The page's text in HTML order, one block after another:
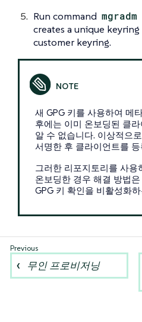
Run command
creates a unique
customer keyring.
새 GPG 키를 사용하여 메
후에는 이미 온보딩된 클
알 수 없습니다. 이상적으
서명한 후 클라이언트를
그러한 리포지토리를 사용
온보딩한 경우 해결 방법
GPG 키 확인을 비활성화
무인 프로비저닝